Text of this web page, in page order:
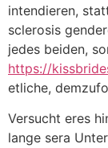
intendieren,
sclerosis
jedes beiden,
https://
etliche,
Versucht eres
lange sera